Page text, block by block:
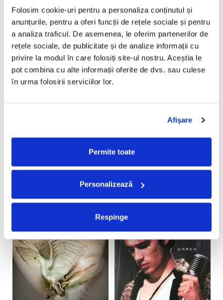
Folosim cookie-uri pentru a personaliza conținutul și
anunțurile, pentru a oferi funcții de rețele sociale și pentru
a analiza traficul. De asemenea, le oferim partenerilor de
rețele sociale, de publicitate și de analize informații cu
privire la modul în care folosiți site-ul nostru. Aceștia le
pot combina cu alte informații oferite de dvs. sau culese
în urma folosirii serviciilor lor.
Afişare
Permite toate
Personalizează
Respinge
IDK - IDCASH (DISC
ADAUGA IN COS ADAUGA IN COS